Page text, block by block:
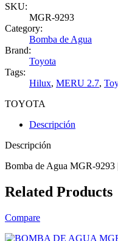
SKU:
MGR-9293
Category:
Bomba de Agua
Brand:
Toyota
Tags:
Hilux, MERU 2.7,
TOYOTA
Descripción
Descripción
Bomba de Agua MGR-
Related Products
Compare